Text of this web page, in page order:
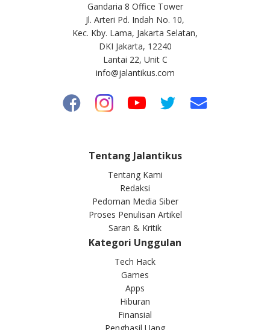
Gandaria 8 Office Tower
Jl. Arteri Pd. Indah No. 10,
Kec. Kby. Lama, Jakarta Selatan,
DKI Jakarta, 12240
Lantai 22, Unit C
info@jalantikus.com
Tentang Jalantikus
Tentang Kami
Redaksi
Pedoman Media Siber
Proses Penulisan Artikel
Saran & Kritik
Kategori Unggulan
Tech Hack
Games
Apps
Hiburan
Finansial